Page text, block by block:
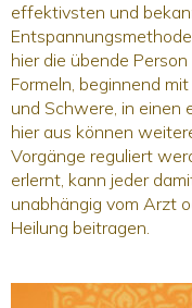
effektivsten und
hier die übende
Formeln, beginnend
und Schwere, in
hier aus können
Vorgänge reguliert
erlernt, kann jeder
unabhängig vom Arzt
Heilung beitragen.